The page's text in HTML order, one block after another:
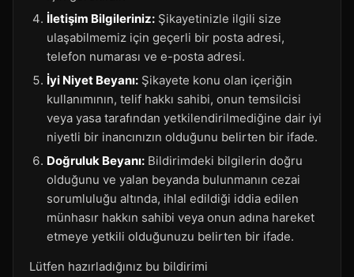
İletişim Bilgileriniz: Şikayetinizle ilgili size
ulaşabilmemiz için geçerli bir posta adresi,
telefon numarası ve e-posta adresi.
İyi Niyet Beyanı: Şikayete konu olan içeriğin
kullanımının, telif hakkı sahibi, onun temsilcisi
veya yasa tarafından yetkilendirilmediğine dair iyi
niyetli bir inancınızın olduğunu belirten bir ifade.
Doğruluk Beyanı: Bildirimdeki bilgilerin doğru
olduğunu ve yalan beyanda bulunmanın cezai
sorumluluğu altında, ihlal edildiği iddia edilen
münhasır hakkın sahibi veya onun adına hareket
etmeye yetkili olduğunuzu belirten bir ifade.
Lütfen hazırladığınız bu bildirimi